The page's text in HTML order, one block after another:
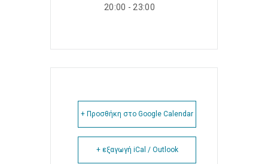
20:00 - 23:00
+ Προσθήκη στο Google Calendar
+ εξαγωγή iCal / Outlook